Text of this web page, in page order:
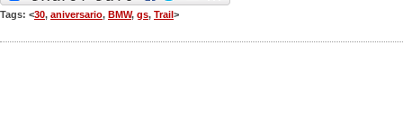
Tags: <30, aniversario, BMW, gs, Trail>